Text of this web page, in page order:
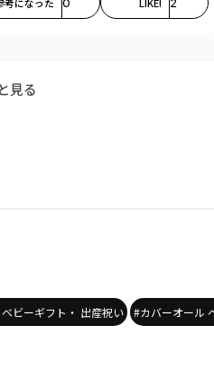
見る
ビーギフト・ 出産祝い #カバーオール